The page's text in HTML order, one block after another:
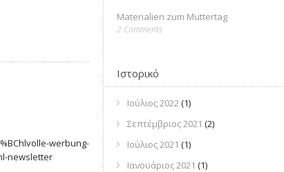
werbung-
newsletter
Materialien zum Muttertag
2 Comments
Ιστορικό
Ιούλιος 2022(1)
Σεπτέμβριος 2021 (2)
Ιούλιος 2021 (1)
Ιανουάριος 2021 (1)